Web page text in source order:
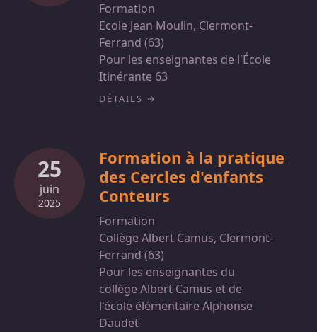
Formation
Ecole Jean Moulin, Clermont-
Ferrand (63)
Pour les enseignantes de l'École
Itinérante 63
DÉTAILS
25
juin
2025
Formation à la pratique
des Cercles d'enfants
Conteurs
Formation
Collège Albert Camus, Clermont-
Ferrand (63)
Pour les enseignantes du
collège Albert Camus et de
l'école élémentaire Alphonse
Daudet